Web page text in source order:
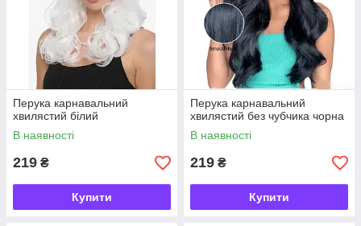
Перука карнавальний
хвилястий білий
В наявності
219 ₴
Купити
Перука карнавальний
хвилястий без чубчика чорна
В наявності
219 ₴
Купити